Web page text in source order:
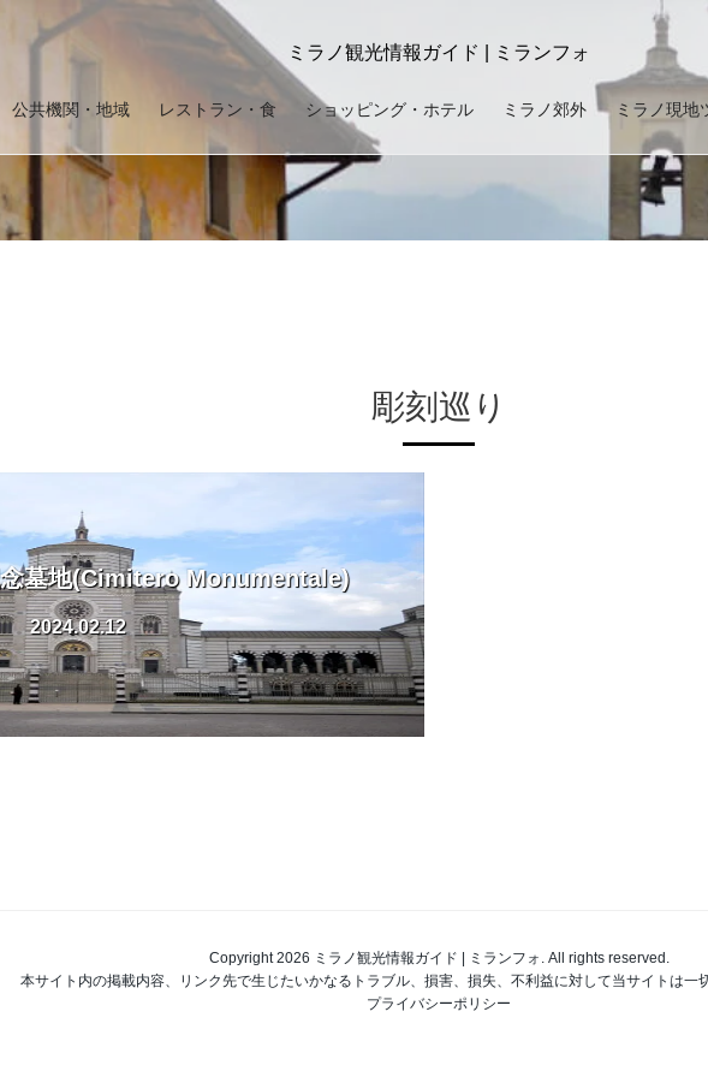
ミラノ観光情報ガイド | ミランフォ
公共機関・地域 レストラン・食 ショッピング・ホテル ミラノ郊外 ミラノ現地
彫刻巡り
墓地(Cimitero Monumentale)
2024.02.12
Copyright 2026 ミラノ観光情報ガイド | ミランフォ. All rights reserved.
本サイト内の掲載内容、リンク先で生じたいかなるトラブル、損害、損失、不利益に対して当サイトは一
プライバシーポリシー